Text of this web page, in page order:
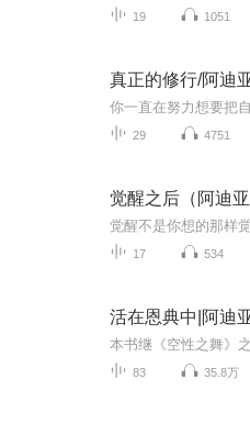
19 1051
真正的修行/阿迪
29 4751
觉醒之后（阿迪亚
觉醒不是你想的那样
17 534
活在恩典中|阿迪
83 35.8万